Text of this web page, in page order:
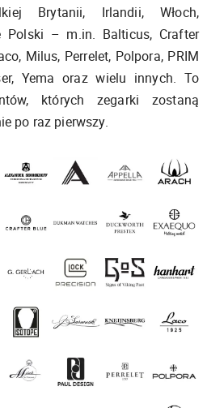
Brytanii, Irlandii, Włoch,
Polski – m.in. Balticus, Crafter
Milus, Perrelet, Polpora, PRIM
Yema oraz wielu innych. To
których zegarki zostaną
po raz pierwszy.